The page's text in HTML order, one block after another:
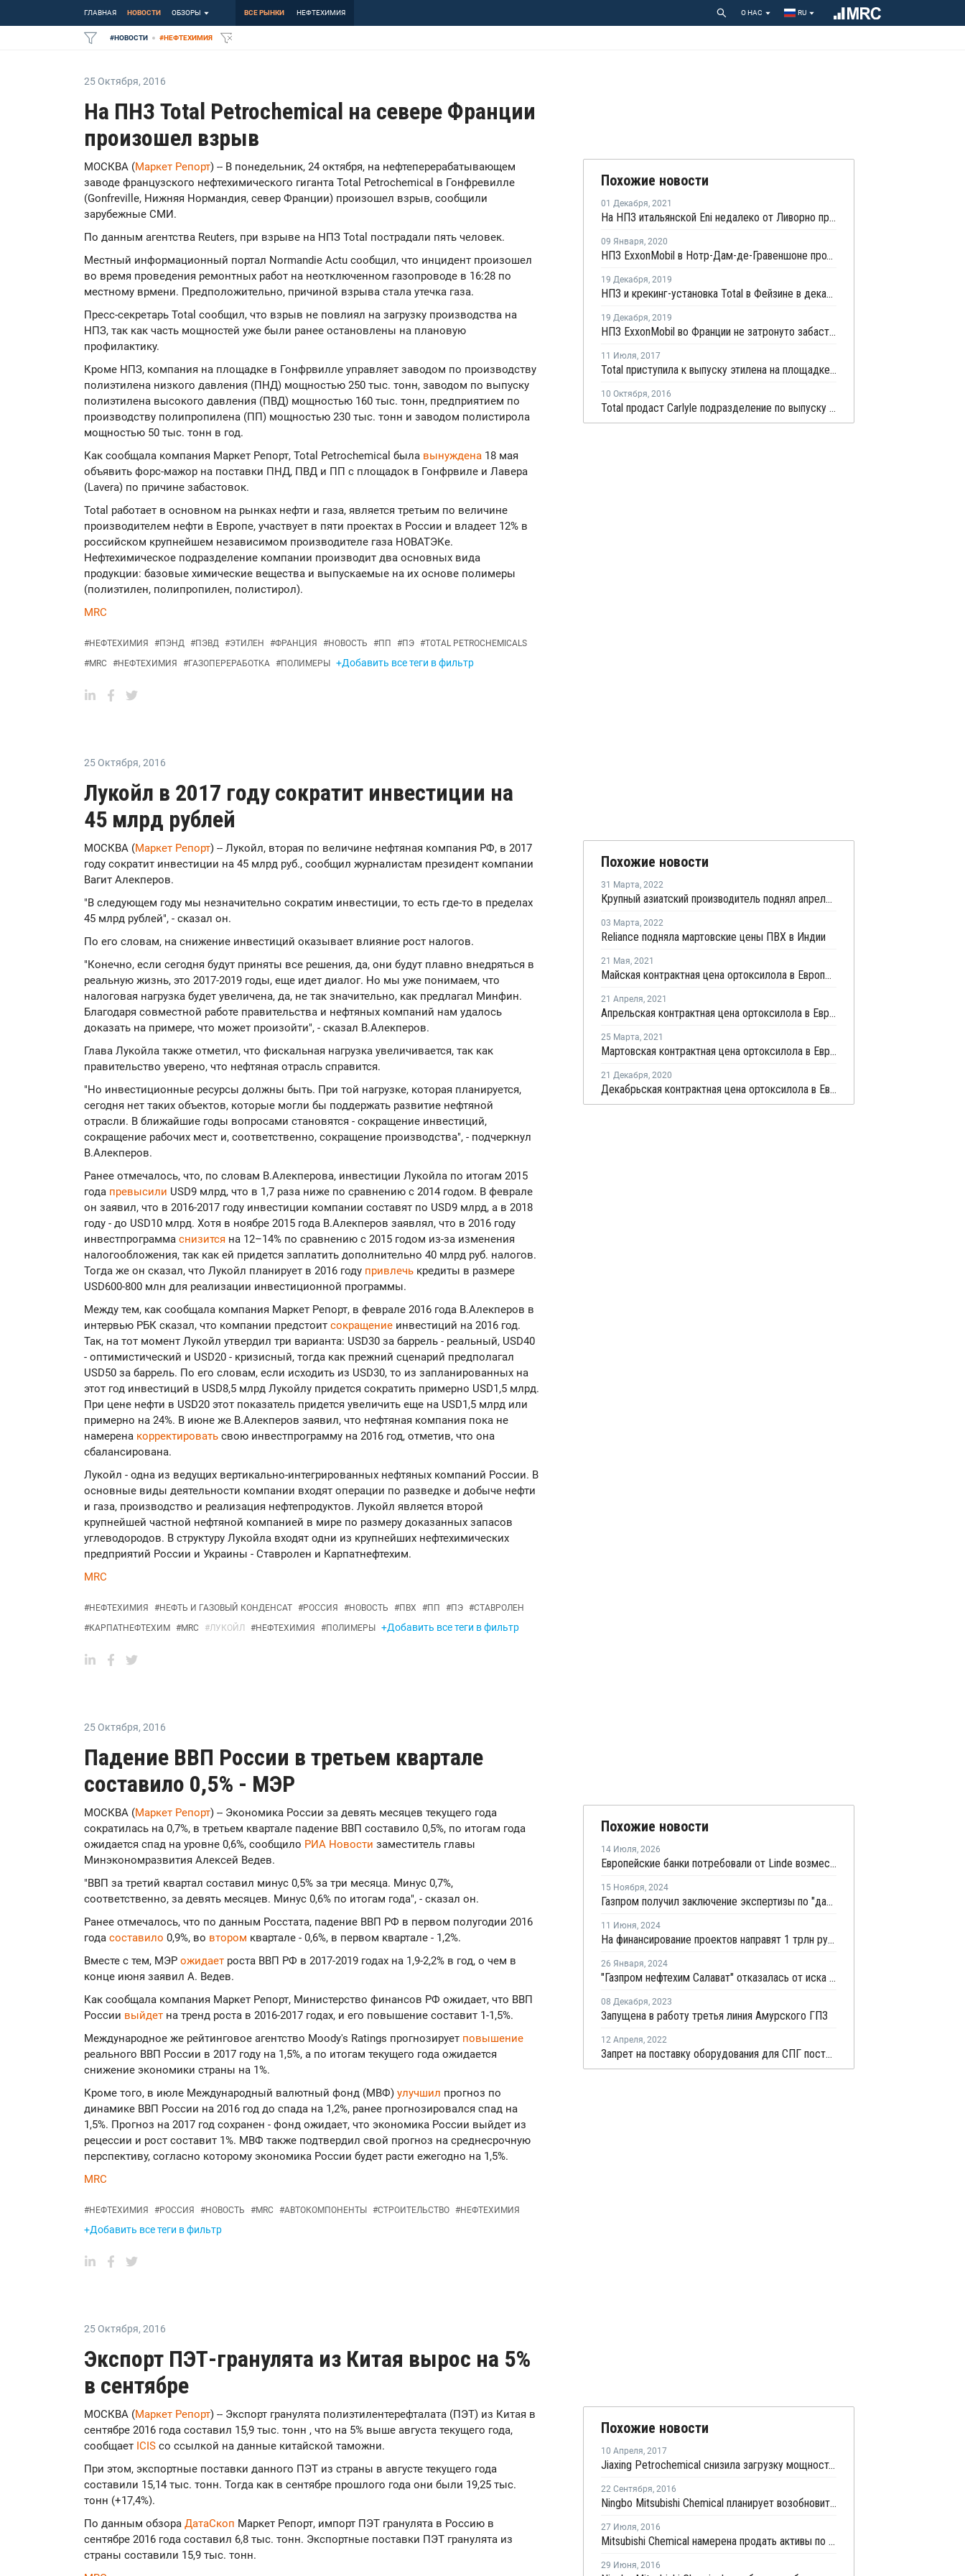
ГЛАВНАЯ НОВОСТИ ОБЗОРЫ ВСЕ РЫНКИ НЕФТЕХИМИЯ О НАС RU
#НОВОСТИ #НЕФТЕХИМИЯ
25 Октября, 2016
На ПНЗ Total Petrochemical на севере Франции
произошел взрыв
МОСКВА (Маркет Репорт) -- В понедельник, 24 октября, на нефтеперерабатывающем
заводе французского нефтехимического гиганта Total Petrochemical в Гонфревилле
(Gonfreville, Нижняя Нормандия, север Франции) произошел взрыв, сообщили
зарубежные СМИ.
По данным агентства Reuters, при взрыве на НПЗ Total пострадали пять человек.
Местный информационный портал Normandie Actu сообщил, что инцидент произошел
во время проведения ремонтных работ на неотключенном газопроводе в 16:28 по
местному врмени. Предположительно, причиной взрыва стала утечка газа.
Пресс-секретарь Total сообщил, что взрыв не повлиял на загрузку производства на
НПЗ, так как часть мощностей уже были ранее остановлены на плановую
профилактику.
Кроме НПЗ, компания на площадке в Гонфрвилле управляет заводом по производству
полиэтилена низкого давления (ПНД) мощностью 250 тыс. тонн, заводом по выпуску
полиэтилена высокого давления (ПВД) мощностью 160 тыс. тонн, предприятием по
производству полипропилена (ПП) мощностью 230 тыс. тонн и заводом полистирола
мощностью 50 тыс. тонн в год.
Как сообщала компания Маркет Репорт, Total Petrochemical была вынуждена 18 мая
объявить форс-мажор на поставки ПНД, ПВД и ПП с площадок в Гонфрвиле и Лавера
(Lavera) по причине забастовок.
Total работает в основном на рынках нефти и газа, является третьим по величине
производителем нефти в Европе, участвует в пяти проектах в России и владеет 12% в
российском крупнейшем независимом производителе газа НОВАТЭКе.
Нефтехимическое подразделение компании производит два основных вида
продукции: базовые химические вещества и выпускаемые на их основе полимеры
(полиэтилен, полипропилен, полистирол).
MRC
#НЕФТЕХИМИЯ #ПЭНД #ПЭВД #ЭТИЛЕН #ФРАНЦИЯ #НОВОСТЬ #ПП #ПЭ #TOTAL PETROCHEMICALS
#MRC #НЕФТЕХИМИЯ #ГАЗОПЕРЕРАБОТКА #ПОЛИМЕРЫ +Добавить все теги в фильтр
Похожие новости
01 Декабря, 2021
На НПЗ итальянской Eni недалеко от Ливорно произошел пожар
09 Января, 2020
НПЗ ExxonMobil в Нотр-Дам-де-Гравеншоне продолжает работать в штатном режиме, несмотря на забастовку
19 Декабря, 2019
НПЗ и крекинг-установка Total в Фейзине в декабре работает в штатном режиме
19 Декабря, 2019
НПЗ ExxonMobil во Франции не затронуто забастовкой и работает в штатном режиме
11 Июля, 2017
Total приступила к выпуску этилена на площадке в Антверпене
10 Октября, 2016
Total продаcт Carlyle подразделение по выпуску специальных химических веществ Atotech
25 Октября, 2016
Лукойл в 2017 году сократит инвестиции на
45 млрд рублей
МОСКВА (Маркет Репорт) -- Лукойл, вторая по величине нефтяная компания РФ, в 2017
году сократит инвестиции на 45 млрд руб., сообщил журналистам президент компании
Вагит Алекперов.
"В следующем году мы незначительно сократим инвестиции, то есть где-то в пределах
45 млрд рублей", - сказал он.
По его словам, на снижение инвестиций оказывает влияние рост налогов.
"Конечно, если сегодня будут приняты все решения, да, они будут плавно внедряться в
реальную жизнь, это 2017-2019 годы, еще идет диалог. Но мы уже понимаем, что
налоговая нагрузка будет увеличена, да, не так значительно, как предлагал Минфин.
Благодаря совместной работе правительства и нефтяных компаний нам удалось
доказать на примере, что может произойти", - сказал В.Алекперов.
Глава Лукойла также отметил, что фискальная нагрузка увеличивается, так как
правительство уверено, что нефтяная отрасль справится.
"Но инвестиционные ресурсы должны быть. При той нагрузке, которая планируется,
сегодня нет таких объектов, которые могли бы поддержать развитие нефтяной
отрасли. В ближайшие годы вопросами становятся - сокращение инвестиций,
сокращение рабочих мест и, соответственно, сокращение производства", - подчеркнул
В.Алекперов.
Ранее отмечалось, что, по словам В.Алекперова, инвестиции Лукойла по итогам 2015
года превысили USD9 млрд, что в 1,7 раза ниже по сравнению с 2014 годом. В феврале
он заявил, что в 2016-2017 году инвестиции компании составят по USD9 млрд, а в 2018
году - до USD10 млрд. Хотя в ноябре 2015 года В.Алекперов заявлял, что в 2016 году
инвестпрограмма снизится на 12–14% по сравнению с 2015 годом из-за изменения
налогообложения, так как ей придется заплатить дополнительно 40 млрд руб. налогов.
Тогда же он сказал, что Лукойл планирует в 2016 году привлечь кредиты в размере
USD600-800 млн для реализации инвестиционной программы.
Между тем, как сообщала компания Маркет Репорт, в феврале 2016 года В.Алекперов в
интервью РБК сказал, что компании предстоит сокращение инвестиций на 2016 год.
Так, на тот момент Лукойл утвердил три варианта: USD30 за баррель - реальный, USD40
- оптимистический и USD20 - кризисный, тогда как прежний сценарий предполагал
USD50 за баррель. По его словам, если исходить из USD30, то из запланированных на
этот год инвестиций в USD8,5 млрд Лукойлу придется сократить примерно USD1,5 млрд.
При цене нефти в USD20 этот показатель придется увеличить еще на USD1,5 млрд или
примерно на 24%. В июне же В.Алекперов заявил, что нефтяная компания пока не
намерена корректировать свою инвестпрограмму на 2016 год, отметив, что она
сбалансирована.
Лукойл - одна из ведущих вертикально-интегрированных нефтяных компаний России. В
основные виды деятельности компании входят операции по разведке и добыче нефти
и газа, производство и реализация нефтепродуктов. Лукойл является второй
крупнейшей частной нефтяной компанией в мире по размеру доказанных запасов
углеводородов. В структуру Лукойла входят одни из крупнейших нефтехимических
предприятий России и Украины - Ставролен и Карпатнефтехим.
MRC
#НЕФТЕХИМИЯ #НЕФТЬ И ГАЗОВЫЙ КОНДЕНСАТ #РОССИЯ #НОВОСТЬ #ПВХ #ПП #ПЭ #СТАВРОЛЕН
#КАРПАТНЕФТЕХИМ #MRC #ЛУКОЙЛ #НЕФТЕХИМИЯ #ПОЛИМЕРЫ +Добавить все теги в фильтр
Похожие новости
31 Марта, 2022
Крупный азиатский производитель поднял апрельские цены ПВХ для Китая на USD80 за тонну
03 Марта, 2022
Reliance подняла мартовские цены ПВХ в Индии
21 Мая, 2021
Майская контрактная цена ортоксилола в Европе выросла на EUR12,5 за тонну
21 Апреля, 2021
Апрельская контрактная цена ортоксилола в Европе выросла на EUR25 за тонну
25 Марта, 2021
Мартовская контрактная цена ортоксилола в Европе выросла на EUR75 за тонну
21 Декабря, 2020
Декабрьская контрактная цена ортоксилола в Европе выросла на EUR15 за тонну
25 Октября, 2016
Падение ВВП России в третьем квартале
составило 0,5% - МЭР
МОСКВА (Маркет Репорт) -- Экономика России за девять месяцев текущего года
сократилась на 0,7%, в третьем квартале падение ВВП составило 0,5%, по итогам года
ожидается спад на уровне 0,6%, сообщило РИА Новости заместитель главы
Минэкономразвития Алексей Ведев.
"ВВП за третий квартал составил минус 0,5% за три месяца. Минус 0,7%,
соответственно, за девять месяцев. Минус 0,6% по итогам года", - сказал он.
Ранее отмечалось, что по данным Росстата, падение ВВП РФ в первом полугодии 2016
года составило 0,9%, во втором квартале - 0,6%, в первом квартале - 1,2%.
Вместе с тем, МЭР ожидает роста ВВП РФ в 2017-2019 годах на 1,9-2,2% в год, о чем в
конце июня заявил А. Ведев.
Как сообщала компания Маркет Репорт, Министерство финансов РФ ожидает, что ВВП
России выйдет на тренд роста в 2016-2017 годах, и его повышение составит 1-1,5%.
Международное же рейтинговое агентство Moody's Ratings прогнозирует повышение
реального ВВП России в 2017 году на 1,5%, а по итогам текущего года ожидается
снижение экономики страны на 1%.
Кроме того, в июле Международный валютный фонд (МВФ) улучшил прогноз по
динамике ВВП России на 2016 год до спада на 1,2%, ранее прогнозировался спад на
1,5%. Прогноз на 2017 год сохранен - фонд ожидает, что экономика России выйдет из
рецессии и рост составит 1%. МВФ также подтвердил свой прогноз на среднесрочную
перспективу, согласно которому экономика России будет расти ежегодно на 1,5%.
MRC
#НЕФТЕХИМИЯ #РОССИЯ #НОВОСТЬ #MRC #АВТОКОМПОНЕНТЫ #СТРОИТЕЛЬСТВО #НЕФТЕХИМИЯ
+Добавить все теги в фильтр
Похожие новости
14 Июля, 2026
Европейские банки потребовали от Linde возместить 1 миллиард евро из-за тяжбы с Русхимальянсом
15 Ноября, 2024
Газпром получил заключение экспертизы по "дальневосточному" маршруту до КНР
11 Июня, 2024
На финансирование проектов направят 1 трлн руб. из ФНБ в этом году
26 Января, 2024
"Газпром нефтехим Салават" отказалась от иска к крупнейшему нефтетрейдеру мира
08 Декабря, 2023
Запущена в работу третья линия Амурского ГПЗ
12 Апреля, 2022
Запрет на поставку оборудования для СПГ поставил под вопрос реализацию ряда проектов Газпрома и НОВАТЭКа
25 Октября, 2016
Экспорт ПЭТ-гранулята из Китая вырос на 5%
в сентябре
МОСКВА (Маркет Репорт) -- Экспорт гранулята полиэтилентерефталата (ПЭТ) из Китая в
сентябре 2016 года составил 15,9 тыс. тонн , что на 5% выше августа текущего года,
сообщает ICIS со ссылкой на данные китайской таможни.
При этом, экспортные поставки данного ПЭТ из страны в августе текущего года
составили 15,14 тыс. тонн. Тогда как в сентябре прошлого года они были 19,25 тыс.
тонн (+17,4%).
По данным обзора ДатаСкоп Маркет Репорт, импорт ПЭТ гранулята в Россию в
сентябре 2016 года составил 6,8 тыс. тонн. Экспортные поставки ПЭТ гранулята из
страны составили 15,9 тыс. тонн.
Похожие новости
10 Апреля, 2017
Jiaxing Petrochemical снизила загрузку мощностей на линии ТФК № 1 в Китае до 50%
22 Сентября, 2016
Ningbo Mitsubishi Chemical планирует возобновить производство ТФК в конце октября
27 Июля, 2016
Mitsubishi Chemical намерена продать активы по производству ТФК в Китае и Индии
29 Июня, 2016